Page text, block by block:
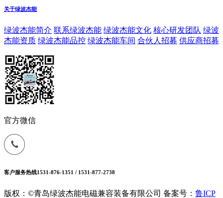
关于绿波杰能
绿波杰能简介 联系绿波杰能 绿波杰能文化 核心研发团队 绿波
杰能资质 绿波杰能品控 绿波杰能车间 合伙人招募 供应商招募
官方微信
客户服务热线1531-876-1351 / 1531-877-2738
版权：©青岛绿波杰能电磁兼容装备有限公司 备案号： 鲁ICP